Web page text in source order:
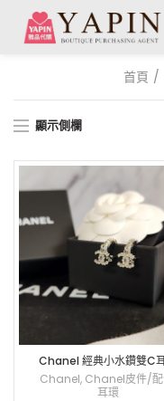
首頁
顯示側欄
Chanel 經典小水鑽雙C
Chanel, Chanel皮件/
耳環